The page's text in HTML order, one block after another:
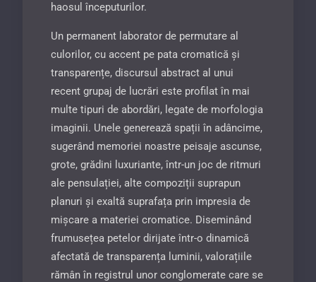
haosul începuturilor.
Un permanent laborator de permutare al
culorilor, cu accent pe pata cromatică și
transparențe, dis­cursul abstract al unui
recent grupaj de lucrări este profilat în mai
multe tipuri de abordări, legate de morfologia
imaginii. Unele generează spații în adâncime,
sugerând memoriei noastre peisaje ascunse,
grote, grădini luxuriante, într-un joc de ritmuri
ale pensulației, alte compoziții suprapun
planuri și exaltă suprafața prin impresia de
mișcare a materiei cromatice. Diseminând
frumusețea petelor dirijate într-o dinamică
afectată de transparența luminii, valorațiile
rămân în registrul unor conglomerate care se